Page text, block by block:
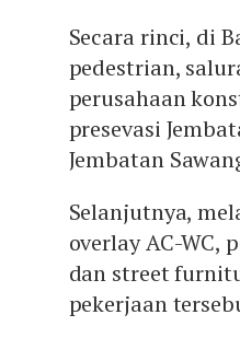
Secara rinci, di
pedestrian,
perusahaan
presevasi
Jembatan
Selanjutnya,
overlay AC-WC,
dan street
pekerjaan